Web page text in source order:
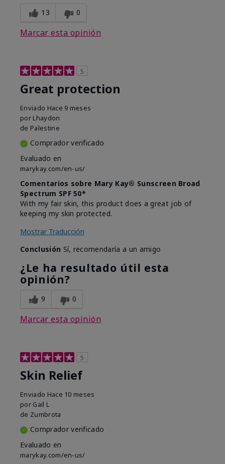
13 0
Marcar esta opinión
5
Great protection
Enviado Hace 9 meses
por Lhaydon
de Palestine
Comprador verificado
Evaluado en
marykay.com/en-us/
Comentarios sobre Mary Kay® Sunscreen Broad
Spectrum SPF 50*
With my fair skin, this product does a great job of
keeping my skin protected.
Mostrar Traducción
Conclusión Sí, recomendaría a un amigo
¿Le ha resultado útil esta
opinión?
9 0
Marcar esta opinión
5
Skin Relief
Enviado Hace 10 meses
por Gail L
de Zumbrota
Comprador verificado
Evaluado en
marykay.com/en-us/